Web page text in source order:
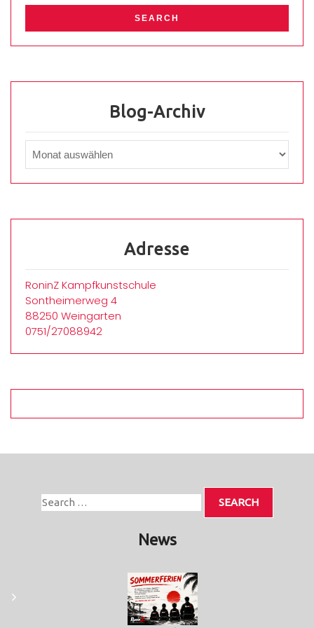
Blog-Archiv
Adresse
RoninZ Kampfkunstschule
Sontheimerweg 4
88250 Weingarten
0751/27088942
News